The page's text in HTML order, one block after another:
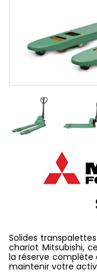
Solides
chariot Mitsubishi,
la réserve complète
maintenir votre